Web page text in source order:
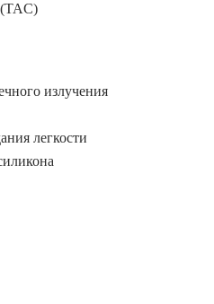
излучения
легкости